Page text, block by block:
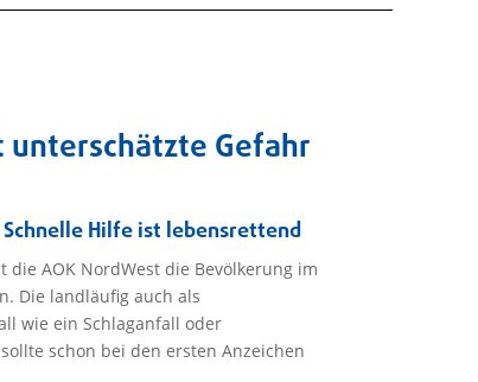
unterschätzte Gefahr
Hilfe ist lebensrettend
AOK NordWest die Bevölkerung im
Die landläufig auch als
wie ein Schlaganfall oder
schon bei den ersten Anzeichen